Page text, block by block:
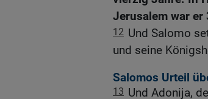
Jerusalem war er
12 Und Salomo
und seine
Salomos Urteil
13 Und Adonija,